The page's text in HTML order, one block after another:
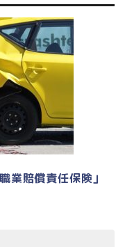
業賠償責任保険」